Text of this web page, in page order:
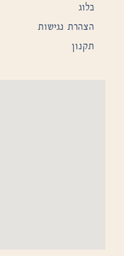
בלוג
הצהרת נגישות
תקנון